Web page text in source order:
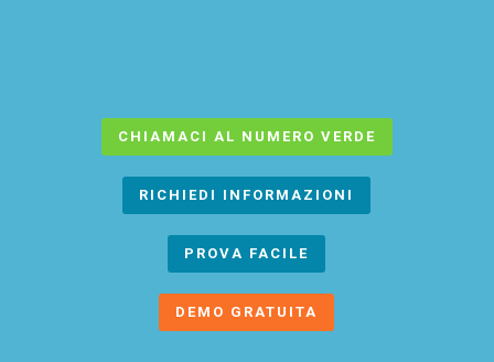
CHIAMACI AL NUMERO VERDE
RICHIEDI INFORMAZIONI
PROVA FACILE
DEMO GRATUITA